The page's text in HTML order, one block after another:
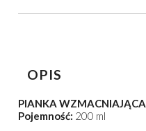
OPIS
PIANKA WZMACNIAJĄCA
Pojemność: 200 ml